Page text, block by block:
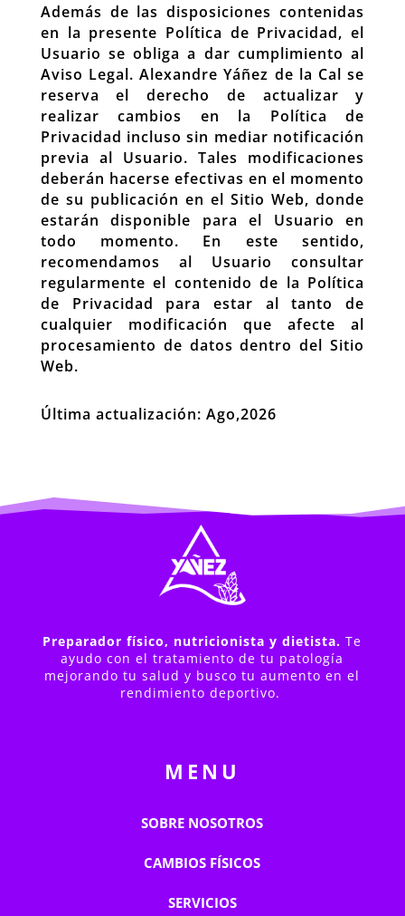
Además de las disposiciones contenidas
en la presente Política de Privacidad, el
Usuario se obliga a dar cumplimiento al
Aviso Legal. Alexandre Yáñez de la Cal se
reserva el derecho de actualizar y
realizar cambios en la Política de
Privacidad incluso sin mediar notificación
previa al Usuario. Tales modificaciones
deberán hacerse efectivas en el momento
de su publicación en el Sitio Web, donde
estarán disponible para el Usuario en
todo momento. En este sentido,
recomendamos al Usuario consultar
regularmente el contenido de la Política
de Privacidad para estar al tanto de
cualquier modificación que afecte al
procesamiento de datos dentro del Sitio
Web.
Última actualización: Ago,2026
Preparador físico, nutricionista y dietista. Te
ayudo con el tratamiento de tu patología
mejorando tu salud y busco tu aumento en el
rendimiento deportivo.
MENU
SOBRE NOSOTROS
CAMBIOS FÍSICOS
SERVICIOS